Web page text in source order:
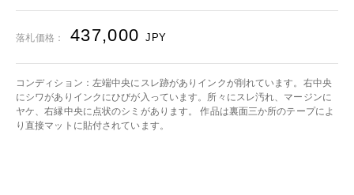
落札価格： 437,000 JPY
コンディション：左端中央にスレ跡がありインクが削れています。右中央
にシワがありインクにひびが入っています。所々にスレ汚れ、マージンに
ヤケ、右縁中央に点状のシミがあります。 作品は裏面三か所のテープによ
り直接マットに貼付されています。